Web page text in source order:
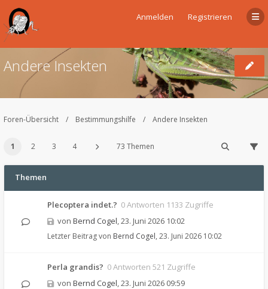
Anmelden Registrieren
Andere Insekten
Foren-Übersicht Bestimmungshilfe Andere Insekten
1 2 3 4 73 Themen
Themen
Plecoptera indet.? 0 Antworten 1133 Zugriffe
von Bernd Cogel,23. Juni 2026 10:02
Letzter Beitrag von Bernd Cogel, 23. Juni 2026 10:02
Perla grandis? 0 Antworten 521 Zugriffe
von Bernd Cogel,23. Juni 2026 09:59